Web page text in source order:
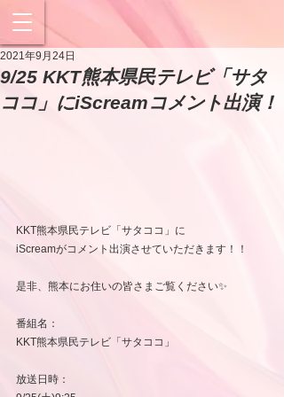
9/25 KKT熊本県民テレビ「サタ
ココ」にiScreamコメント出演！
2021年9月24日
KKT熊本県民テレビ「サタココ」に
iScreamがコメント出演させていただきます！！
是非、熊本にお住いの皆さまご覧ください✨
番組名：
KKT熊本県民テレビ「サタココ」
放送日時：